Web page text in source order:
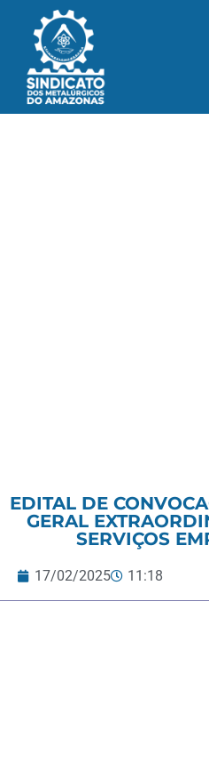
EDITAL DE
GERAL
SERVIÇOS
17/02/2025 11:18